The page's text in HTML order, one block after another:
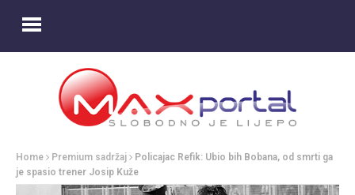
Home Premium sadržaj
Policajac Refik: Ubio bih Bobana, od smrti ga
je spasio trener Josip Kuže